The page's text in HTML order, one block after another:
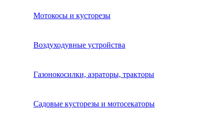
Мотокосы и кусторезы
Воздуходувные устройства
Газонокосилки, аэраторы, тракторы
Садовые кусторезы и мотосекаторы